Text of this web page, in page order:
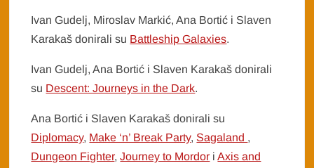
Ivan Gudelj, Miroslav Markić, Ana Bortić i Slaven
Karakaš donirali su Battleship Galaxies.
Ivan Gudelj, Ana Bortić i Slaven Karakaš donirali
su Descent: Journeys in the Dark.
Ana Bortić i Slaven Karakaš donirali su
Diplomacy, Make ‘n’ Break Party, Sagaland ,
Dungeon Fighter,Journey to Mordor iAxis and